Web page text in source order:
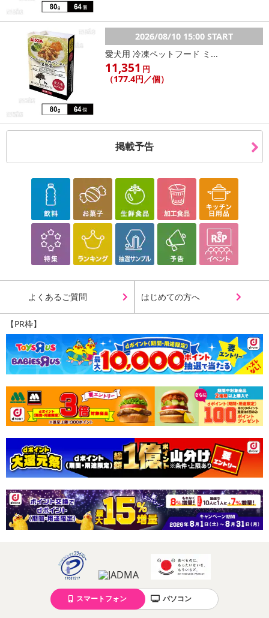
2026/08/10 15:00 START
愛犬用 冷凍ペットフード ミ...
11,351 円
（177.4円／個）
掲載予告
よくあるご質問 はじめての方へ
【PR枠】
スマートフォン パソコン